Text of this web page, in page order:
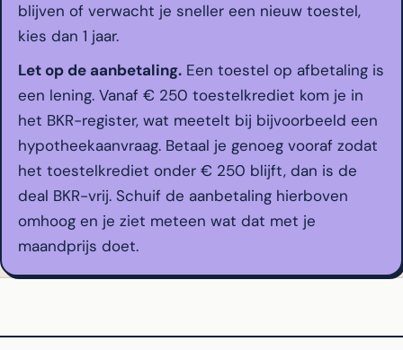
blijven of verwacht je sneller een nieuw toestel,
kies dan 1 jaar.
Let op de aanbetaling. Een toestel op afbetaling is
een lening. Vanaf € 250 toestelkrediet kom je in
het BKR-register, wat meetelt bij bijvoorbeeld een
hypotheekaanvraag. Betaal je genoeg vooraf zodat
het toestelkrediet onder € 250 blijft, dan is de
deal BKR-vrij. Schuif de aanbetaling hierboven
omhoog en je ziet meteen wat dat met je
maandprijs doet.